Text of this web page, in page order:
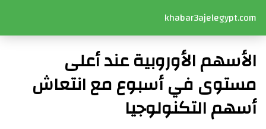
khabar3ajelegypt.com
الأسهم الأوروبية عند أعلى
مستوى في أسبوع مع انتعاش
أسهم التكنولوجيا